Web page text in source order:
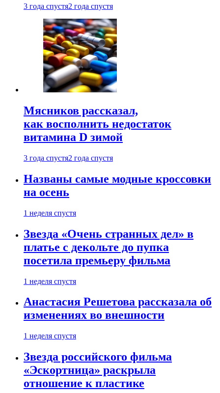
3 года спустя2 года спустя
Мясников рассказал,
как восполнить недостаток
витамина D зимой
3 года спустя2 года спустя
Названы самые модные кроссовки
на осень
1 неделя спустя
Звезда «Очень странных дел» в
платье с декольте до пупка
посетила премьеру фильма
1 неделя спустя
Анастасия Решетова рассказала об
изменениях во внешности
1 неделя спустя
Звезда российского фильма
«Эскортница» раскрыла
отношение к пластике